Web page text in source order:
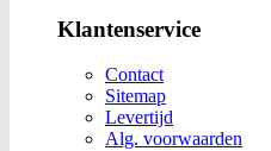
Klantenservice
Contact
Sitemap
Levertijd
Alg. voorwaarden